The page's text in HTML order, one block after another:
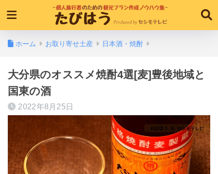
ホーム お取り寄せ土産 日本酒・焼酎
大分県のオススメ焼酎4選[麦]豊後地域と
国東の酒
2022年8月25日